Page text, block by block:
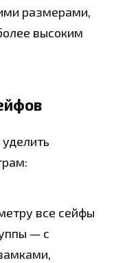
размерами,
высоким
все сейфы
— с